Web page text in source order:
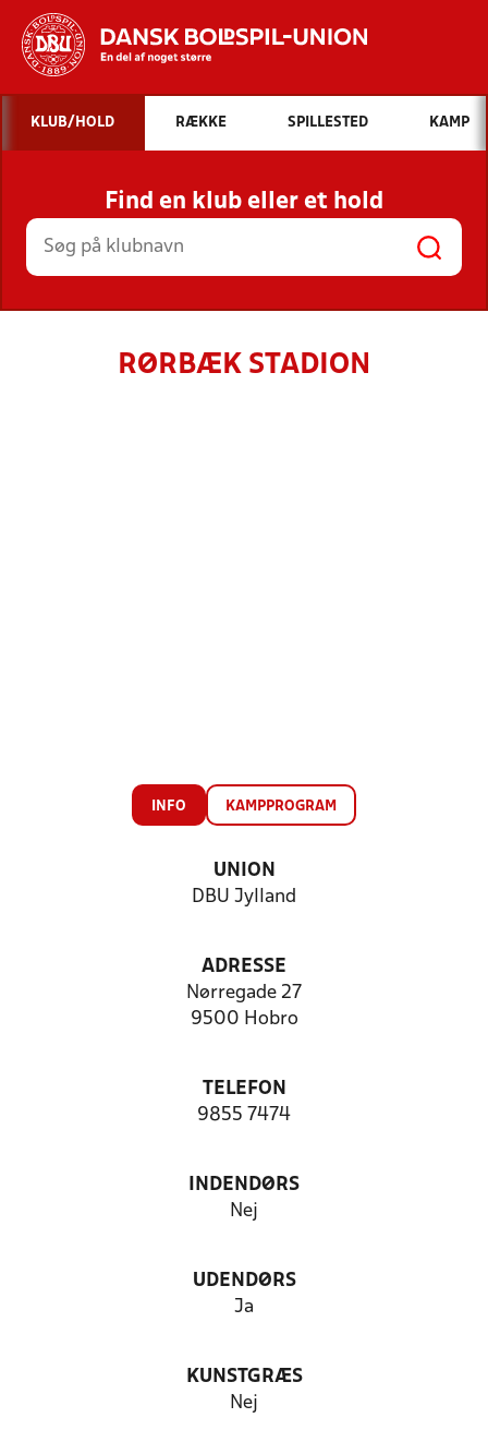
Hvad vil du søge efter?
INDHOLD OG NYHEDER
STILLINGER, RESULTATER, KLUBBER OG
HOLD
KLUB/HOLD RÆKKE SPILLESTED KAMP
Find en klub eller et hold
RØRBÆK STADION
INFO KAMPPROGRAM
UNION
DBU Jylland
ADRESSE
Nørregade 27
9500 Hobro
TELEFON
9855 7474
INDENDØRS
Nej
UDENDØRS
Ja
KUNSTGRÆS
Nej